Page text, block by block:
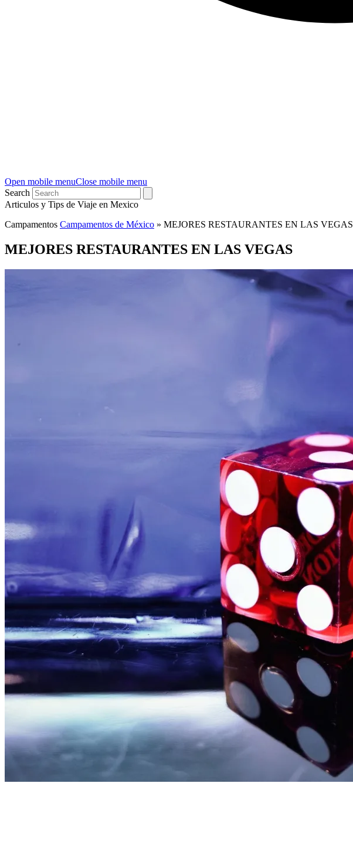
Open mobile menuClose mobile menu
Search
Articulos y Tips de Viaje en Mexico
Campamentos Campamentos de México » MEJORES RESTAURANTES EN LAS VEGAS
MEJORES RESTAURANTES EN LAS VEGAS